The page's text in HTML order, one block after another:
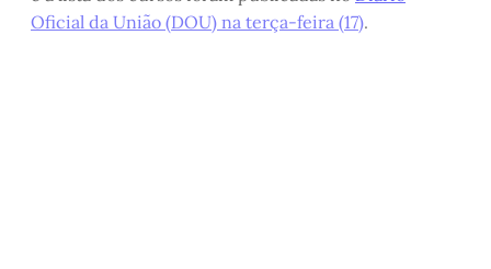
Oficial da União (DOU) na terça-feira (17).